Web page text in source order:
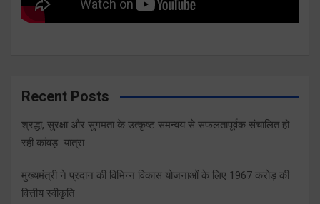
Recent Posts
श्रद्धा, सुरक्षा और सुगमता के उत्कृष्ट समन्वय से सफलतापूर्वक संचालित हो
रही कांवड़ यात्रा
मुख्यमंत्री ने प्रदान की विभिन्न विकास योजनाओं के लिए 1967 करोड़ की
वित्तीय स्वीकृति